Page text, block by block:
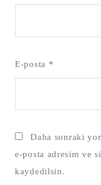
E-posta *
Daha sonraki
e-posta adresim ve
kaydedilsin.